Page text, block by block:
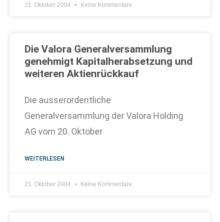
21. Oktober 2004 Keine Kommentare
Die Valora Generalversammlung
genehmigt Kapitalherabsetzung und
weiteren Aktienrückkauf
Die ausserordentliche
Generalversammlung der Valora Holding
AG vom 20. Oktober
WEITERLESEN
21. Oktober 2004 Keine Kommentare